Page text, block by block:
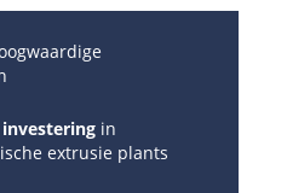
in
extrusie plants